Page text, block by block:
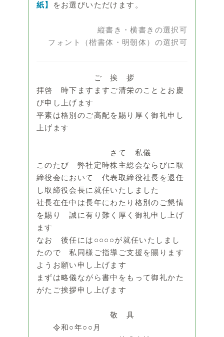
紙】
をお選びいただけます。
縦書き・横書きの選択可
フォント（楷書体・明朝体）の選択可
ご 挨 拶
拝啓 時下ますますご清栄のこととお慶
び申し上げます
平素は格別のご高配を賜り厚く御礼申し
上げます
さて 私儀
このたび 弊社定時株主総会ならびに取
締役会において 代表取締役社長を退任
し取締役会長に就任いたしました
社長在任中は長年にわたり格別のご懇情
を賜り 誠に有り難く厚く御礼申し上げ
ます
なお 後任には○○○○が就任いたしまし
たので 私同様ご指導ご支援を賜ります
ようお願い申し上げます
まずは略儀ながら書中をもって御礼かた
がたご挨拶申し上げます
敬 具
令和○年○○月